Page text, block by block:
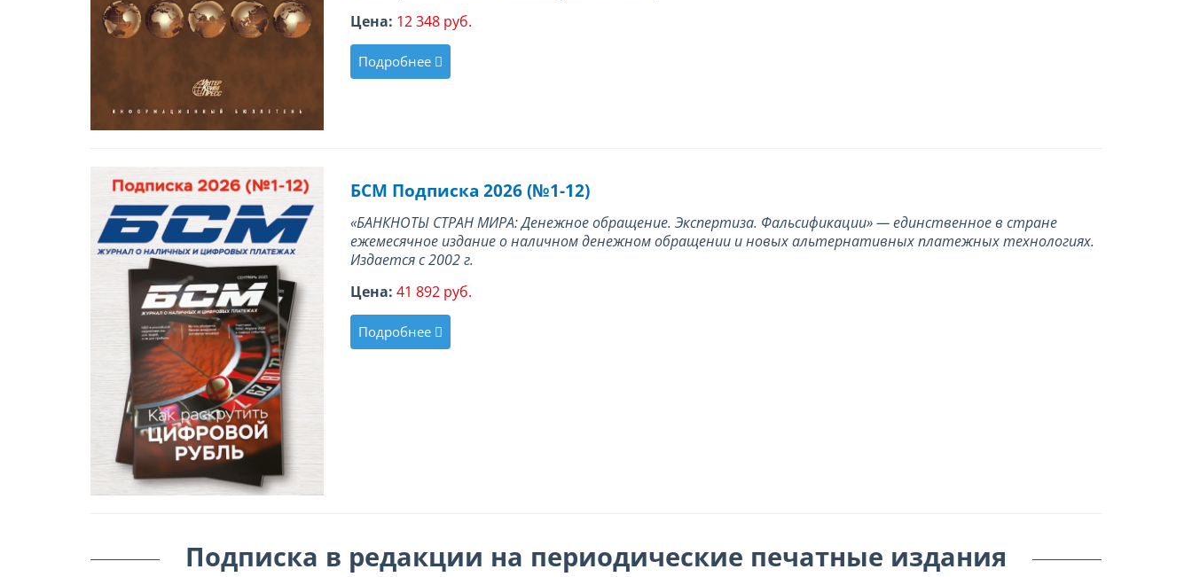
Цена: 12 348 руб.
Подробнее
БСМ Подписка 2026 (№1-12)
«БАНКНОТЫ СТРАН МИРА: Денежное обращение. Экспертиза. Фальсификации» — единственное в стране
ежемесячное издание о наличном денежном обращении и новых альтернативных платежных технологиях.
Издается с 2002 г.
Цена: 41 892 руб.
Подробнее
Подписка в редакции на периодические печатные издания